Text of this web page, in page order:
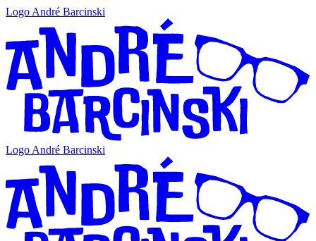
Logo André Barcinski
Logo André Barcinski